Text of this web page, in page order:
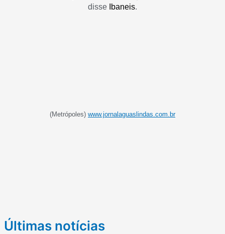
disse Ibaneis.
(Metrópoles) www.jornalaguaslindas.com.br
Últimas notícias